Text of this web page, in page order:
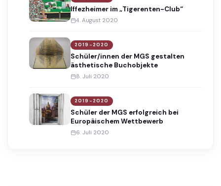
Iffezheimer im „Tigerenten-Club“
4. August 2020
2019-2020
Schüler/innen der MGS gestalten
ästhetische Buchobjekte
8. Juli 2020
2019-2020
Schüler der MGS erfolgreich bei
Europäischem Wettbewerb
6. Juli 2020